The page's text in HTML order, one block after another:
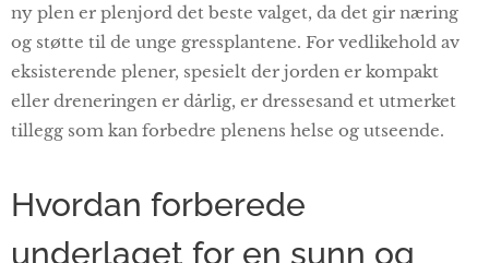
ny plen er plenjord det beste valget, da det gir næring
og støtte til de unge gressplantene. For vedlikehold av
eksisterende plener, spesielt der jorden er kompakt
eller dreneringen er dårlig, er dressesand et utmerket
tillegg som kan forbedre plenens helse og utseende.
Hvordan forberede
underlaget for en sunn og